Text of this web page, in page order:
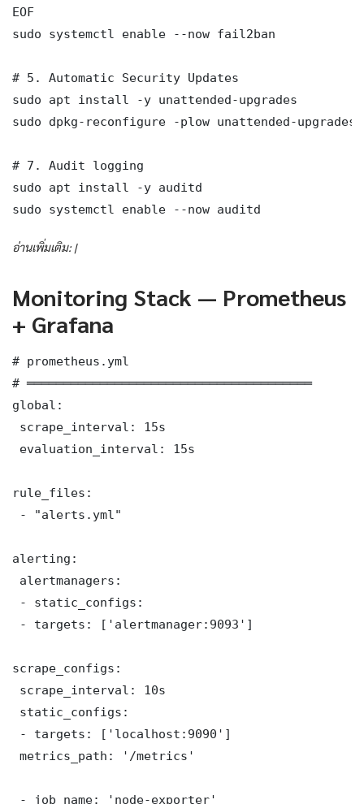
EOF
sudo systemctl enable --now fail2ban
# 5. Automatic Security Updates
sudo apt install -y unattended-upgrades
sudo dpkg-reconfigure -plow unattended-upgrades
# 7. Audit logging
sudo apt install -y auditd
sudo systemctl enable --now auditd
อ่านเพิ่มเติม: |
Monitoring Stack — Prometheus
+ Grafana
# prometheus.yml
# ═══════════════════════════════════════
global:
scrape_interval: 15s
evaluation_interval: 15s
rule_files:
- "alerts.yml"
alerting:
alertmanagers:
- static_configs:
- targets: ['alertmanager:9093']
scrape_configs:
scrape_interval: 10s
static_configs:
- targets: ['localhost:9090']
metrics_path: '/metrics'
- job_name: 'node-exporter'